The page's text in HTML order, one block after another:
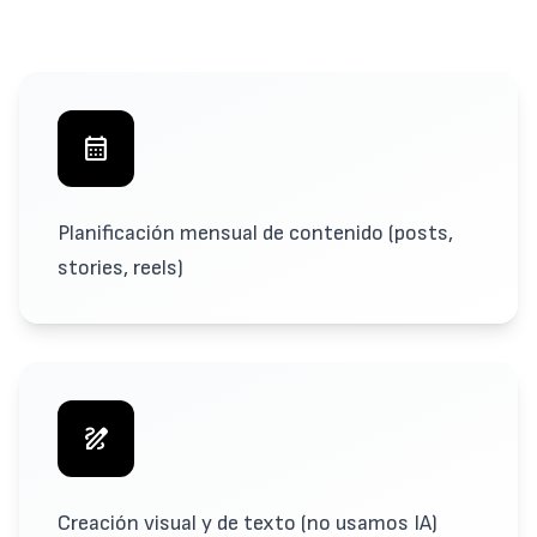
calendar_month
Planificación mensual de contenido (posts,
stories, reels)
draw
Creación visual y de texto (no usamos IA)